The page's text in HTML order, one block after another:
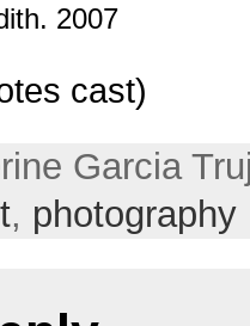
. 2007
cast)
Garcia
, photography